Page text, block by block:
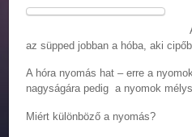
az süpped jobban a hóba, aki
A hóra nyomás hat – erre a
nagyságára pedig a nyomok
Miért különböző a nyomás?